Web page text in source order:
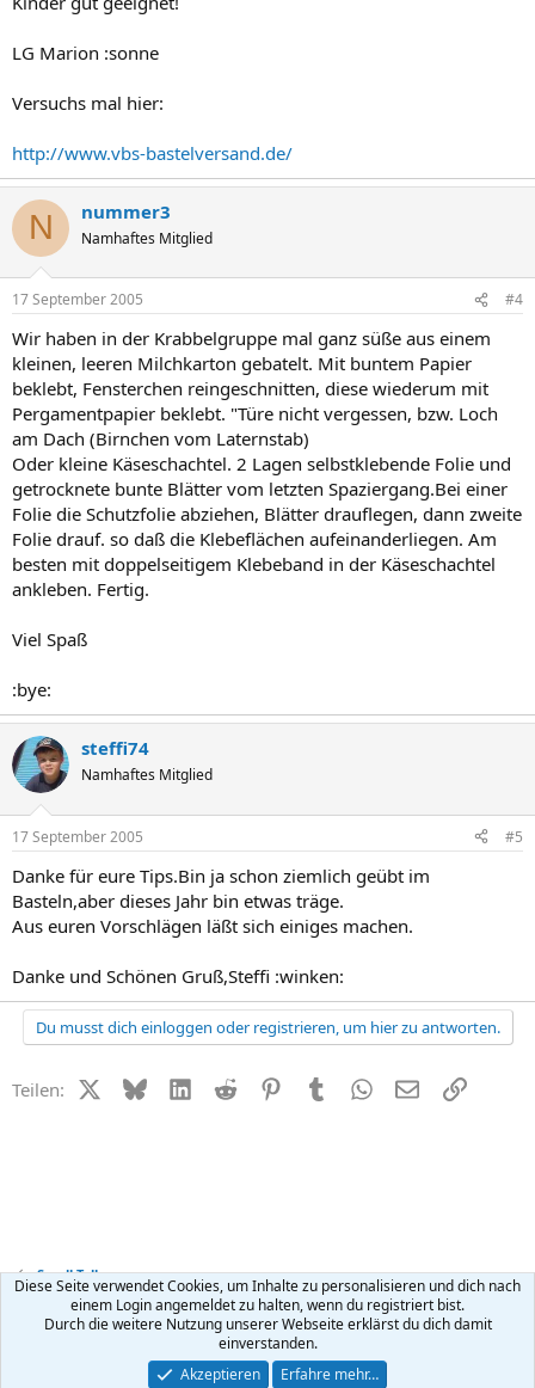
LG Marion :sonne
Versuchs mal hier:
http://www.vbs-bastelversand.de/
N nummer3
Namhaftes Mitglied
17 September 2005 #4
Wir haben in der Krabbelgruppe mal ganz süße aus einem
kleinen, leeren Milchkarton gebatelt. Mit buntem Papier
beklebt, Fensterchen reingeschnitten, diese wiederum mit
Pergamentpapier beklebt. "Türe nicht vergessen, bzw. Loch
am Dach (Birnchen vom Laternstab)
Oder kleine Käseschachtel. 2 Lagen selbstklebende Folie und
getrocknete bunte Blätter vom letzten Spaziergang.Bei einer
Folie die Schutzfolie abziehen, Blätter drauflegen, dann zweite
Folie drauf. so daß die Klebeflächen aufeinanderliegen. Am
besten mit doppelseitigem Klebeband in der Käseschachtel
ankleben. Fertig.
Viel Spaß
:bye:
steffi74
Namhaftes Mitglied
17 September 2005 #5
Danke für eure Tips.Bin ja schon ziemlich geübt im
Basteln,aber dieses Jahr bin etwas träge.
Aus euren Vorschlägen läßt sich einiges machen.
Danke und Schönen Gruß,Steffi :winken:
Du musst dich einloggen oder registrieren, um hier zu antworten.
Teilen: X (Twitter)
BlueskyLinkedIn
Reddit PinterestTumblr WhatsApp
E-MailLink
Small Talk
Kontakt Nutzungsbedingungen Datenschutz Hilfe
R
Community platform by XenForo ® © 2010-2026 XenForo Ltd.
Diese Seite verwendet Cookies, um Inhalte zu personalisieren und dich nach
einem Login angemeldet zu halten, wenn du registriert bist.
Durch die weitere Nutzung unserer Webseite erklärst du dich damit
einverstanden.
Akzeptieren
Erfahre mehr…